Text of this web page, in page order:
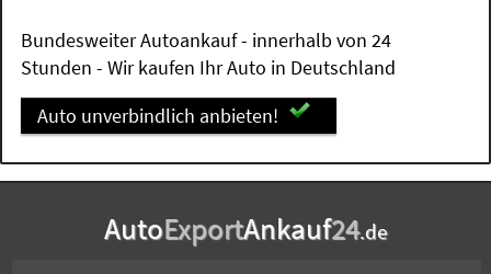
Bundesweiter Autoankauf - innerhalb von 24
Stunden - Wir kaufen Ihr Auto in Deutschland
Auto unverbindlich anbieten!
AutoExportAnkauf24.de